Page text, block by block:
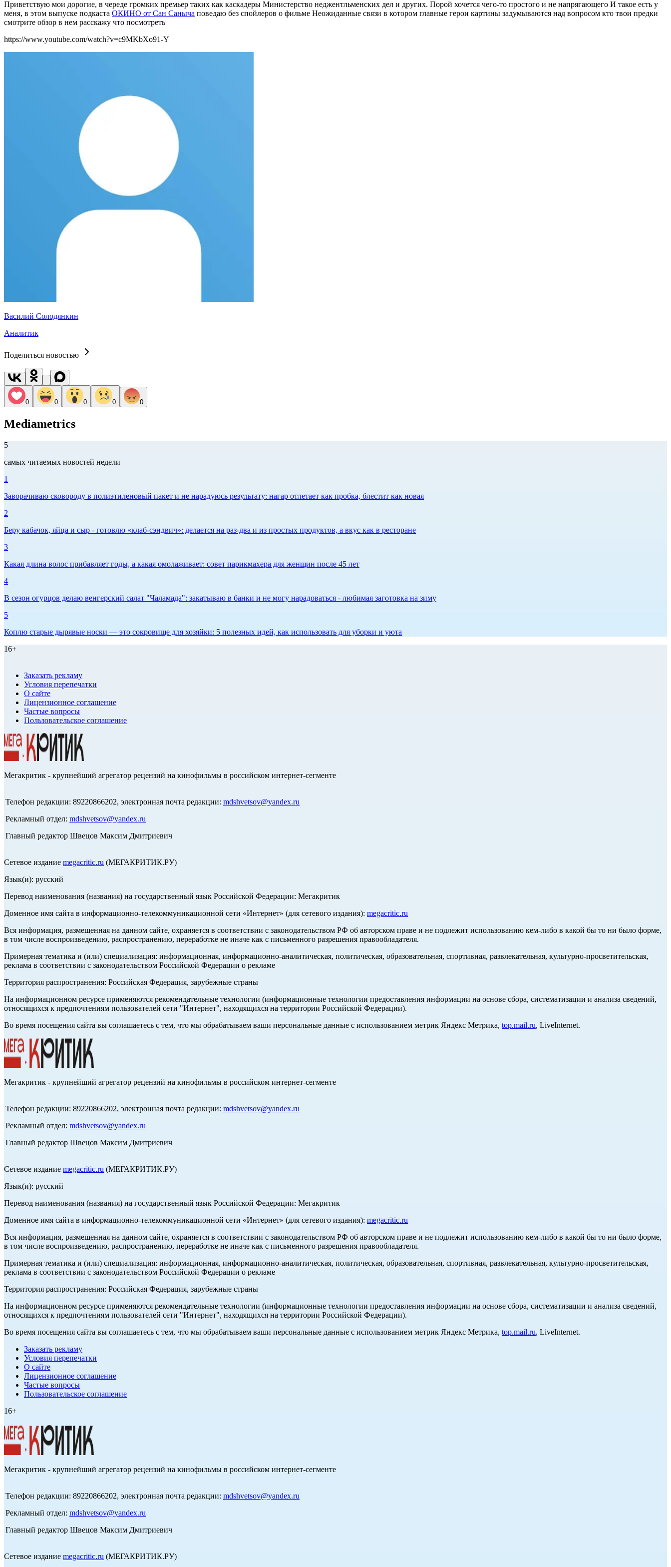
Приветствую мои дорогие, в череде громких премьер таких как каскадеры Министерство неджентльменских дел и других. Порой хочется чего-то простого и не напрягающего И такое есть у
меня, в этом выпуске подкаста ОКИНО от Сан Саныча поведаю без спойлеров о фильме Неожиданные связи в котором главные герои картины задумываются над вопросом кто твои предки
смотрите обзор в нем расскажу что посмотреть
https://www.youtube.com/watch?v=c9MKbXo91-Y
Василий Солодянкин
Аналитик
Поделиться новостью
0 0 0 0 0
Mediametrics
5
самых читаемых новостей недели
1
Заворачиваю сковороду в полиэтиленовый пакет и не нарадуюсь результату: нагар отлетает как пробка, блестит как новая
2
Беру кабачок, яйца и сыр - готовлю «клаб-сэндвич»: делается на раз-два и из простых продуктов, а вкус как в ресторане
3
Какая длина волос прибавляет годы, а какая омолаживает: совет парикмахера для женщин после 45 лет
4
В сезон огурцов делаю венгерский салат "Чаламада": закатываю в банки и не могу нарадоваться - любимая заготовка на зиму
5
Коплю старые дырявые носки — это сокровище для хозяйки: 5 полезных идей, как использовать для уборки и уюта
16+
Заказать рекламу
Условия перепечатки
О сайте
Лицензионное соглашение
Частые вопросы
Пользовательское соглашение
Мегакритик - крупнейший агрегатор рецензий на кинофильмы в российском интернет-сегменте
Телефон редакции: 89220866202, электронная почта редакции: mdshvetsov@yandex.ru
Рекламный отдел: mdshvetsov@yandex.ru
Главный редактор Швецов Максим Дмитриевич
Сетевое издание megacritic.ru (МЕГАКРИТИК.РУ)
Язык(и): русский
Перевод наименования (названия) на государственный язык Российской Федерации: Мегакритик
Доменное имя сайта в информационно-телекоммуникационной сети «Интернет» (для сетевого издания): megacritic.ru
Вся информация, размещенная на данном сайте, охраняется в соответствии с законодательством РФ об авторском праве и не подлежит использованию кем-либо в какой бы то ни было форме,
в том числе воспроизведению, распространению, переработке не иначе как с письменного разрешения правообладателя.
Примерная тематика и (или) специализация: информационная, информационно-аналитическая, политическая, образовательная, спортивная, развлекательная, культурно-просветительская,
реклама в соответствии с законодательством Российской Федерации о рекламе
Территория распространения: Российская Федерация, зарубежные страны
На информационном ресурсе применяются рекомендательные технологии (информационные технологии предоставления информации на основе сбора, систематизации и анализа сведений,
относящихся к предпочтениям пользователей сети "Интернет", находящихся на территории Российской Федерации).
Во время посещения сайта вы соглашаетесь с тем, что мы обрабатываем ваши персональные данные с использованием метрик Яндекс Метрика, top.mail.ru, LiveInternet.
Мегакритик - крупнейший агрегатор рецензий на кинофильмы в российском интернет-сегменте
Телефон редакции: 89220866202, электронная почта редакции: mdshvetsov@yandex.ru
Рекламный отдел: mdshvetsov@yandex.ru
Главный редактор Швецов Максим Дмитриевич
Сетевое издание megacritic.ru (МЕГАКРИТИК.РУ)
Язык(и): русский
Перевод наименования (названия) на государственный язык Российской Федерации: Мегакритик
Доменное имя сайта в информационно-телекоммуникационной сети «Интернет» (для сетевого издания): megacritic.ru
Вся информация, размещенная на данном сайте, охраняется в соответствии с законодательством РФ об авторском праве и не подлежит использованию кем-либо в какой бы то ни было форме,
в том числе воспроизведению, распространению, переработке не иначе как с письменного разрешения правообладателя.
Примерная тематика и (или) специализация: информационная, информационно-аналитическая, политическая, образовательная, спортивная, развлекательная, культурно-просветительская,
реклама в соответствии с законодательством Российской Федерации о рекламе
Территория распространения: Российская Федерация, зарубежные страны
На информационном ресурсе применяются рекомендательные технологии (информационные технологии предоставления информации на основе сбора, систематизации и анализа сведений,
относящихся к предпочтениям пользователей сети "Интернет", находящихся на территории Российской Федерации).
Во время посещения сайта вы соглашаетесь с тем, что мы обрабатываем ваши персональные данные с использованием метрик Яндекс Метрика, top.mail.ru, LiveInternet.
Заказать рекламу
Условия перепечатки
О сайте
Лицензионное соглашение
Частые вопросы
Пользовательское соглашение
16+
Мегакритик - крупнейший агрегатор рецензий на кинофильмы в российском интернет-сегменте
Телефон редакции: 89220866202, электронная почта редакции: mdshvetsov@yandex.ru
Рекламный отдел: mdshvetsov@yandex.ru
Главный редактор Швецов Максим Дмитриевич
Сетевое издание megacritic.ru (МЕГАКРИТИК.РУ)